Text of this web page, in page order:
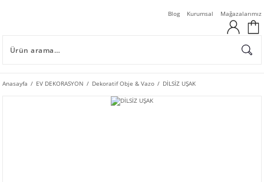
Blog Kurumsal Mağazalarımız
Anasayfa EV DEKORASYON Dekoratif Obje & Vazo DİLSİZ UŞAK